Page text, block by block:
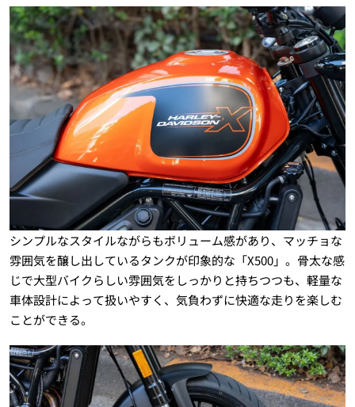
シンプルなスタイルながらもボリューム感があり、マッチョな
雰囲気を醸し出しているタンクが印象的な「X500」。骨太な感
じで大型バイクらしい雰囲気をしっかりと持ちつつも、軽量な
車体設計によって扱いやすく、気負わずに快適な走りを楽しむ
ことができる。